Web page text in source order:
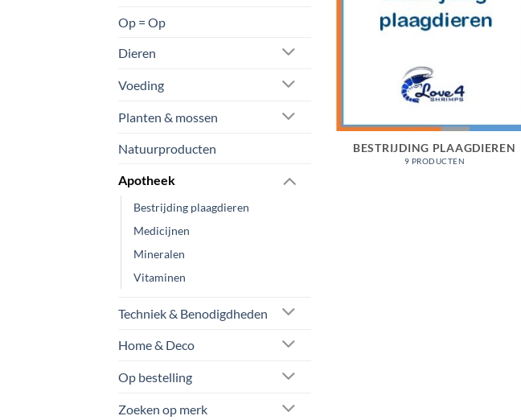
Op = Op
Dieren
Voeding
Planten & mossen
Natuurproducten
Apotheek
Bestrijding plaagdieren
Medicijnen
Mineralen
Vitaminen
Techniek & Benodigdheden
Home & Deco
Op bestelling
Zoeken op merk
BESTRIJDING PLAAGDIEREN
9 PRODUCTEN